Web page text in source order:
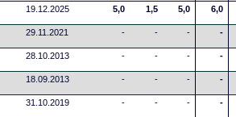
19.12.2025 5,0 1,5 5,0 6,0
29.11.2021 - - - -
28.10.2013 - - - -
18.09.2013 - - - -
31.10.2019 - - - -